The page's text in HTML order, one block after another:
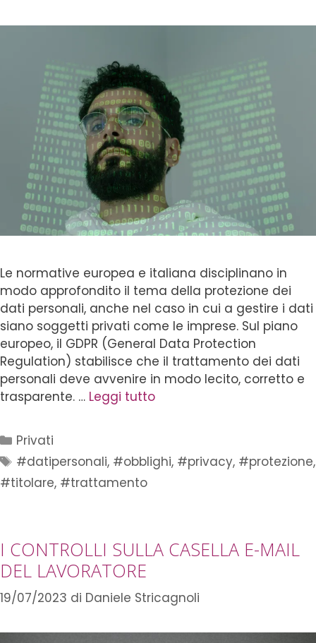
Le normative europea e italiana disciplinano in
modo approfondito il tema della protezione dei
dati personali, anche nel caso in cui a gestire i dati
siano soggetti privati come le imprese. Sul piano
europeo, il GDPR (General Data Protection
Regulation) stabilisce che il trattamento dei dati
personali deve avvenire in modo lecito, corretto e
trasparente. … Leggi tutto
Privati
#datipersonali, #obblighi, #privacy, #protezione,
#titolare, #trattamento
I CONTROLLI SULLA CASELLA E-MAIL
DEL LAVORATORE
19/07/2023 di Daniele Stricagnoli